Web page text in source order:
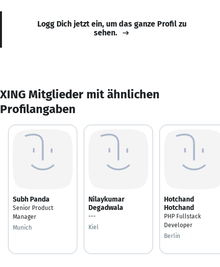
Logg Dich jetzt ein, um das ganze Profil zu
sehen.
XING Mitglieder mit ähnlichen
Profilangaben
Subh Panda
Senior Product
Manager
Munich
Nilaykumar
Degadwala
---
Kiel
Hotchand
Hotchand
PHP Fullstack
Developer
Berlin